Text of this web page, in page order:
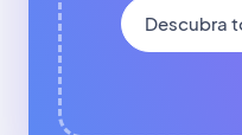
Descubra